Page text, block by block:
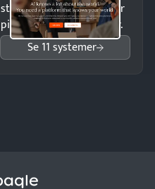
struktureret overblik over
pipeline og opfølgninger.
Se 11 systemer